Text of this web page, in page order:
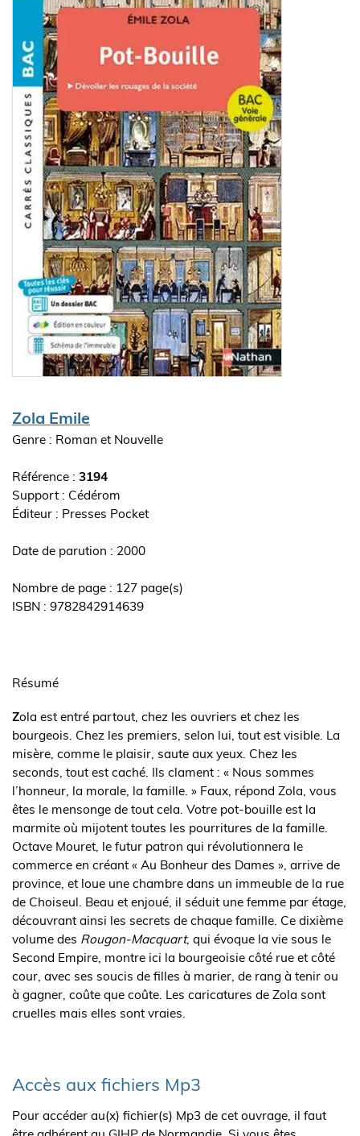
Auteur(s)
Zola Emile
Genre : Roman et Nouvelle
Référence : 3194
Support : Cédérom
Editeur
Presses Pocket
Date de parution : 2000
Nombre de page : 127 page(s)
ISBN : 9782842914639
l'ouvrage
Résumé
Zola est entré partout, chez les ouvriers et chez les
bourgeois. Chez les premiers, selon lui, tout est visible. La
misère, comme le plaisir, saute aux yeux. Chez les
seconds, tout est caché. Ils clament : « Nous sommes
l’honneur, la morale, la famille. » Faux, répond Zola, vous
êtes le mensonge de tout cela. Votre pot-bouille est la
marmite où mijotent toutes les pourritures de la famille.
Octave Mouret, le futur patron qui révolutionnera le
commerce en créant « Au Bonheur des Dames », arrive de
province, et loue une chambre dans un immeuble de la rue
de Choiseul. Beau et enjoué, il séduit une femme par étage,
découvrant ainsi les secrets de chaque famille. Ce dixième
volume des Rougon-Macquart, qui évoque la vie sous le
Second Empire, montre ici la bourgeoisie côté rue et côté
cour, avec ses soucis de filles à marier, de rang à tenir ou
à gagner, coûte que coûte. Les caricatures de Zola sont
cruelles mais elles sont vraies.
Accès aux fichiers Mp3
Pour accéder au(x) fichier(s) Mp3 de cet ouvrage, il faut